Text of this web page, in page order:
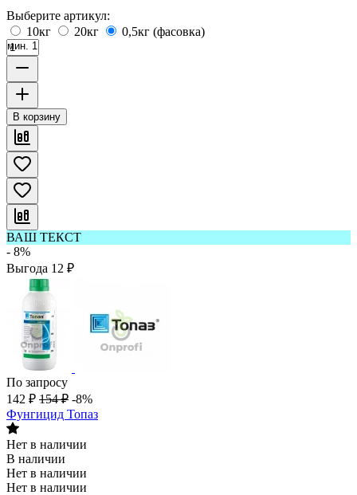
Выберите артикул:
10кг
20кг 0,5кг (фасовка)
мин. 1
В корзину
ВАШ ТЕКСТ
- 8%
Выгода 12 ₽
По запросу
142 ₽ 154 ₽ -8%
Фунгицид Топаз
Нет в наличии
В наличии
Нет в наличии
Нет в наличии